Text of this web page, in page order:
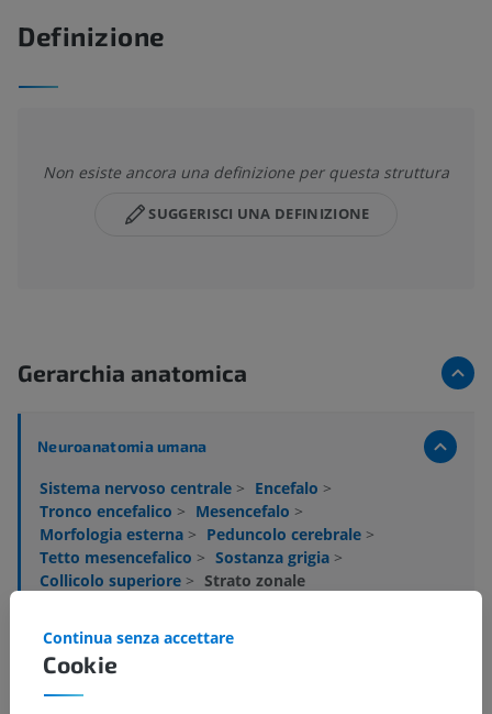
Definizione
Non esiste ancora una definizione per questa struttura
SUGGERISCI UNA DEFINIZIONE
Gerarchia anatomica
Neuroanatomia umana
Sistema nervoso centrale > Encefalo >
Tronco encefalico > Mesencefalo >
Morfologia esterna > Peduncolo cerebrale >
Tetto mesencefalico > Sostanza grigia >
Collicolo superiore > Strato zonale
Strutture sottostanti:
soggiacenti per questa parte anatomica
Cookie
Continua senza accettare